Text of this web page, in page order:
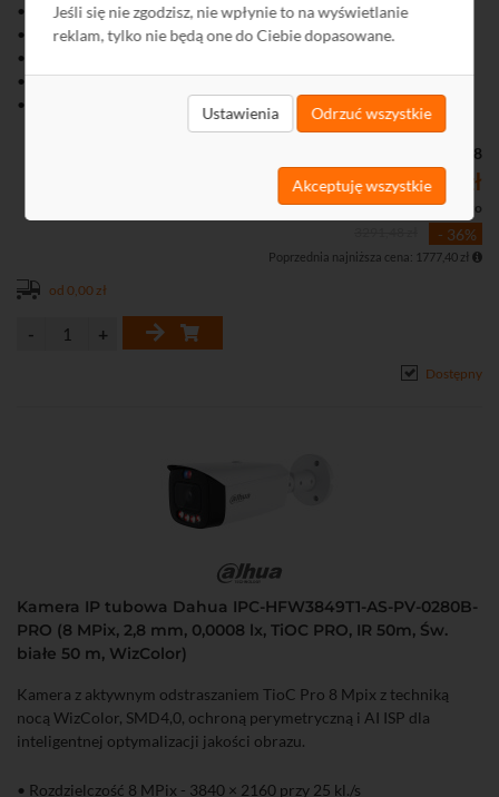
Jeśli się nie zgodzisz, nie wpłynie to na wyświetlanie
reklam, tylko nie będą one do Ciebie dopasowane.
Ustawienia Odrzuć wszystkie
Akceptuję wszystkie
• Rozdzielczość 8 MPix
• Obiektyw o stałej ogniskowej 2,8 mm
• Kamera TiOC 3.0 (Three in One Camera 2,0)
• Oświetlacz światła białego oraz IR o zasięgu do 30 m
• Aktywne odstraszanie światłem i dźwiękiem
Kod: Q1268
2106,55 zł
1712,64 zł netto
- 36%
Poprzednia najniższa cena: 1777,40 zł
od 0,00 zł
Dostępny
Kamera IP tubowa Dahua IPC-HFW3849T1-AS-PV-0280B-
PRO (8 MPix, 2,8 mm, 0,0008 lx, TiOC PRO, IR 50m, Św.
białe 50 m, WizColor)
Kamera z aktywnym odstraszaniem TioC Pro 8 Mpix z techniką
nocą WizColor, SMD4,0, ochroną perymetryczną i AI ISP dla
inteligentnej optymalizacji jakości obrazu.
• Rozdzielczość 8 MPix - 3840 × 2160 przy 25 kl./s